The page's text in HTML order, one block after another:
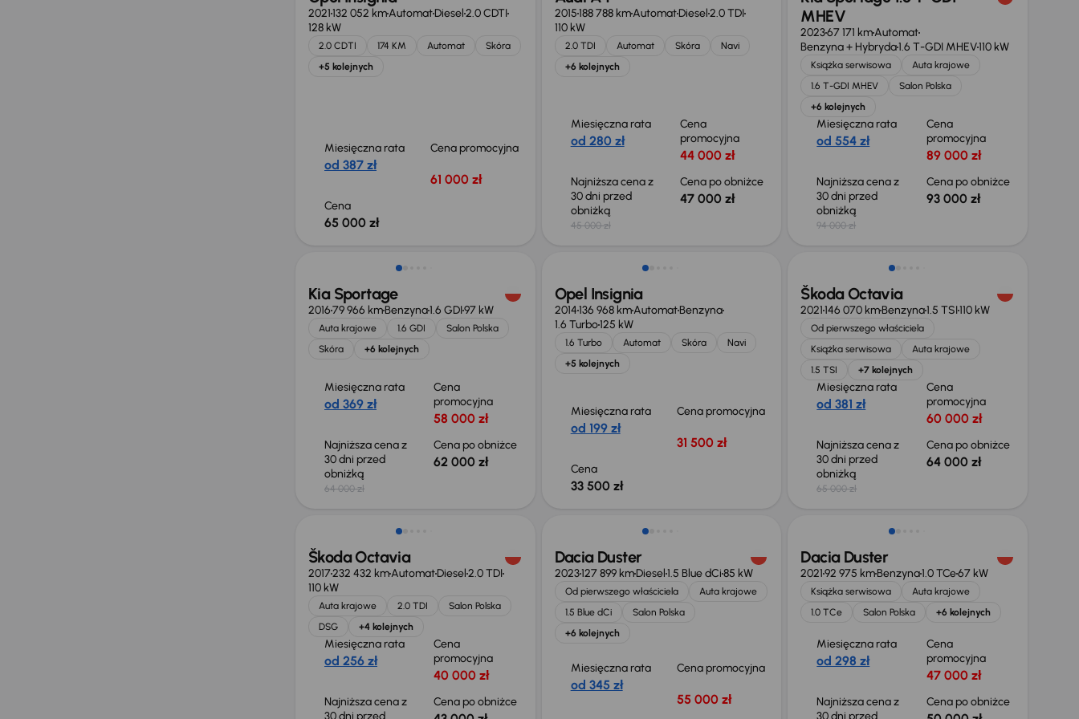
2021132 052 kmAutomatDiesel2.0 CDTI
128 kW
2.0 CDTI 174 KM Automat
Skóra
+5 kolejnych
Miesięczna rata
od 387 zł
Cena promocyjna
61 000 zł
Cena
65 000 zł
2015188 788 kmAutomatDiesel2.0 TDI
110 kW
2.0 TDI Automat Skóra
Navi
+6 kolejnych
Miesięczna rata
od 280 zł
Cena
promocyjna
44 000 zł
Najniższa cena z
30 dni przed
obniżką
45 000 zł
Cena po obniżce
47 000 zł
MHEV
202367 171 kmAutomat
Benzyna + Hybryda1.6 T-GDI MHEV110 kW
Książka serwisowa
Auta krajowe
1.6 T-GDI MHEV
Salon Polska
+6 kolejnych
Miesięczna rata
od 554 zł
Cena
promocyjna
89 000 zł
Najniższa cena z
30 dni przed
obniżką
94 000 zł
Cena po obniżce
93 000 zł
Taniej o 2 000 zł
Kia Sportage
201679 966 kmBenzyna1.6 GDI97 kW
Auta krajowe 1.6 GDI
Salon Polska
Skóra
+6 kolejnych
Miesięczna rata
od 369 zł
Cena
promocyjna
58 000 zł
Najniższa cena z
30 dni przed
obniżką
64 000 zł
Cena po obniżce
62 000 zł
Opel Insignia
2014136 968 kmAutomatBenzyna
1.6 Turbo125 kW
1.6 Turbo Automat Skóra
Navi
+5 kolejnych
Miesięczna rata
od 199 zł
Cena promocyjna
31 500 zł
Cena
33 500 zł
Taniej o 1 000 zł
Škoda Octavia
2021146 070 kmBenzyna1.5 TSI110 kW
Od pierwszego właściciela
Książka serwisowa
Auta krajowe
1.5 TSI
+7 kolejnych
Miesięczna rata
od 381 zł
Cena
promocyjna
60 000 zł
Najniższa cena z
30 dni przed
obniżką
65 000 zł
Cena po obniżce
64 000 zł
Taniej o 1 500 zł
Škoda Octavia
2017232 432 kmAutomatDiesel2.0 TDI
110 kW
Auta krajowe 2.0 TDI
Salon Polska
DSG
+4 kolejnych
Miesięczna rata
od 256 zł
Cena
promocyjna
40 000 zł
Najniższa cena z
30 dni przed
Cena po obniżce
Możliwość odliczenia VAT
Dacia Duster
2023127 899 kmDiesel1.5 Blue dCi85 kW
Od pierwszego właściciela
Auta krajowe
1.5 Blue dCi
Salon Polska
+6 kolejnych
Miesięczna rata
od 345 zł
Cena promocyjna
55 000 zł
Taniej o 700 zł
Dacia Duster
202192 975 kmBenzyna1.0 TCe67 kW
Książka serwisowa
Auta krajowe
1.0 TCe
Salon Polska +6 kolejnych
Miesięczna rata
od 298 zł
Cena
promocyjna
47 000 zł
Najniższa cena z
30 dni przed
Cena po obniżce